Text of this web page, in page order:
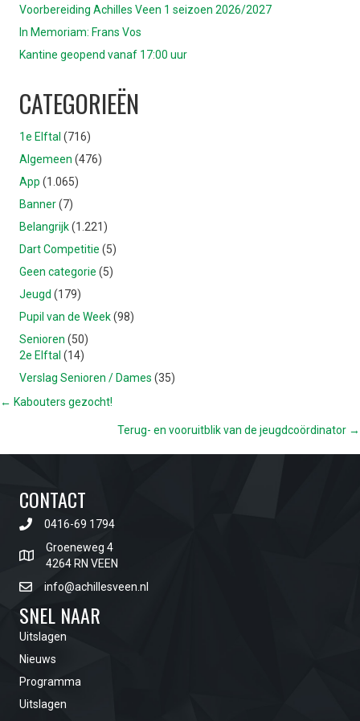
Voorbereiding Achilles Veen 1 seizoen 2026/2027
In Memoriam: Frans Vos
Kantine geopend vanaf 17:00 uur
CATEGORIEËN
1e Elftal (716)
Algemeen (476)
App (1.065)
Banner(7)
Belangrijk(1.221)
Dart Competitie (5)
Geen categorie (5)
Jeugd (179)
Pupil van de Week(98)
Senioren (50)
2e Elftal (14)
Verslag Senioren / Dames (35)
POSTS
← Kabouters gezocht!
Terug- en vooruitblik van de jeugdcoördinator →
CONTACT
0416-69 1794
Groeneweg 4
4264 RN VEEN
info@achillesveen.nl
SNEL NAAR
Uitslagen
Nieuws
Programma
Uitslagen